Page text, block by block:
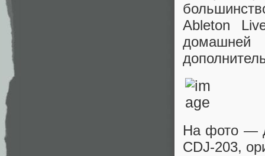
Ableton
На фото —
CDJ-203,